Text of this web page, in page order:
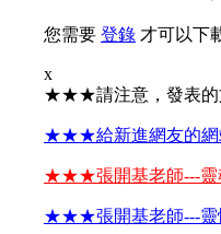
您需要 登錄 才可以下
x
★★★請注意，發表的
★★★給新進網友的
★★★張開基老師---
★★★張開基老師---靈